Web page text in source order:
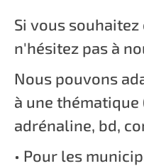
Si vous
n'hésitez pas à
Nous pouvons
à une
adrénaline, bd,
• Pour les